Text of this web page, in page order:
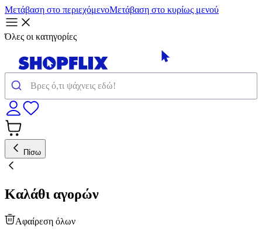
Μετάβαση στο περιεχόμενοΜετάβαση στο κυρίως μενού
Όλες οι κατηγορίες
Πίσω
Καλάθι αγορών
Αφαίρεση όλων